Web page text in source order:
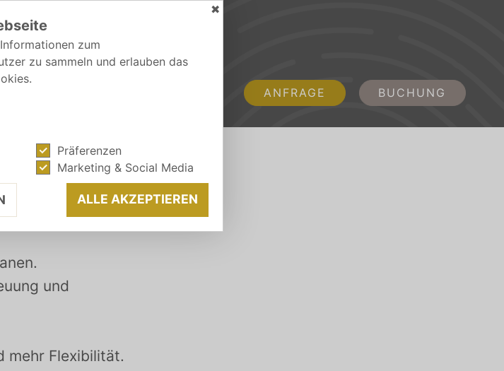
ANFRAGE BUCHUNG
und
mehr Flexibilität.
✖
zum
zu sammeln und erlauben das
Präferenzen
Marketing & Social Media
ALLE AKZEPTIEREN